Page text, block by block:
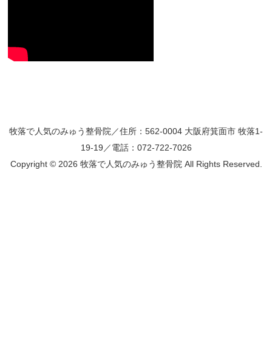
牧落で人気のみゅう整骨院／住所：562-0004 大阪府箕面市 牧落1-
19-19／電話：072-722-7026
Copyright © 2026 牧落で人気のみゅう整骨院 All Rights Reserved.